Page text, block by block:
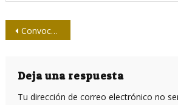
Navegación
entradas
Convocan a posgrado internacional El periodismo de José Martí
Deja una respuesta
Tu dirección de correo electrónico no